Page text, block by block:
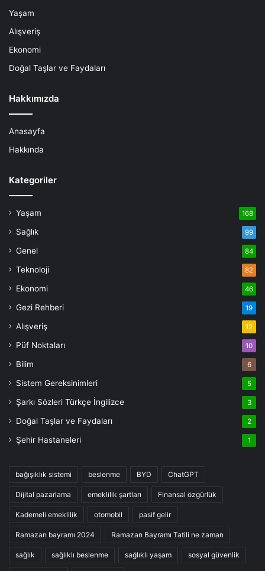
Yaşam
Alışveriş
Ekonomi
Doğal Taşlar ve Faydaları
Hakkımızda
Anasayfa
Hakkında
Kategoriler
Yaşam 168
Sağlık 99
Genel 84
Teknoloji 82
Ekonomi 46
Gezi Rehberi 19
Alışveriş 12
Püf Noktaları 10
Bilim 6
Sistem Gereksinimleri 5
Şarkı Sözleri Türkçe İngilizce 3
Doğal Taşlar ve Faydaları 2
Şehir Hastaneleri 1
bağışıklık sistemi beslenme BYD ChatGPT
Dijital pazarlama emeklilik şartları Finansal özgürlük
Kademeli emeklilik otomobil pasif gelir
Ramazan bayramı 2024 Ramazan Bayramı Tatili ne zaman
sağlık sağlıklı beslenme sağlıklı yaşam sosyal güvenlik